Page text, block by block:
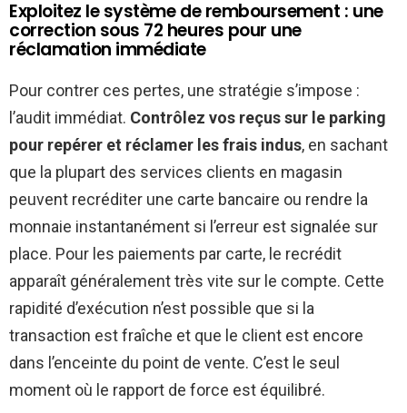
Exploitez le système de remboursement : une
correction sous 72 heures pour une
réclamation immédiate
Pour contrer ces pertes, une stratégie s’impose :
l’audit immédiat. Contrôlez vos reçus sur le parking
pour repérer et réclamer les frais indus, en sachant
que la plupart des services clients en magasin
peuvent recréditer une carte bancaire ou rendre la
monnaie instantanément si l’erreur est signalée sur
place. Pour les paiements par carte, le recrédit
apparaît généralement très vite sur le compte. Cette
rapidité d’exécution n’est possible que si la
transaction est fraîche et que le client est encore
dans l’enceinte du point de vente. C’est le seul
moment où le rapport de force est équilibré.